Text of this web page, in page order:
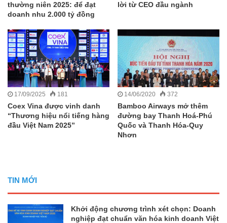
thường niên 2025: để đạt
doanh nhu 2.000 tỷ đồng
lời từ CEO đầu ngành
17/09/2025 181
Coex Vina được vinh danh
“Thương hiệu nổi tiếng hàng
đầu Việt Nam 2025”
14/06/2020 372
Bamboo Airways mở thêm
đường bay Thanh Hoá-Phú
Quốc và Thanh Hóa-Quy
Nhơn
TIN MỚI
Khởi động chương trình xét chọn: Doanh
nghiệp đạt chuẩn văn hóa kinh doanh Việt